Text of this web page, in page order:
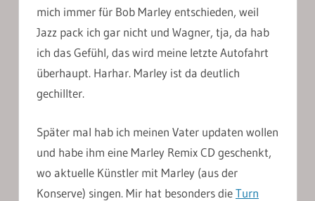
mich immer für Bob Marley entschieden, weil
Jazz pack ich gar nicht und Wagner, tja, da hab
ich das Gefühl, das wird meine letzte Autofahrt
überhaupt. Harhar. Marley ist da deutlich
gechillter.
Später mal hab ich meinen Vater updaten wollen
und habe ihm eine Marley Remix CD geschenkt,
wo aktuelle Künstler mit Marley (aus der
Konserve) singen. Mir hat besonders dieTurn